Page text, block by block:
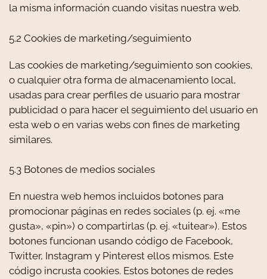
la misma información cuando visitas nuestra web.
5.2 Cookies de marketing/seguimiento
Las cookies de marketing/seguimiento son cookies,
o cualquier otra forma de almacenamiento local,
usadas para crear perfiles de usuario para mostrar
publicidad o para hacer el seguimiento del usuario en
esta web o en varias webs con fines de marketing
similares.
5.3 Botones de medios sociales
En nuestra web hemos incluidos botones para
promocionar páginas en redes sociales (p. ej. «me
gusta», «pin») o compartirlas (p. ej. «tuitear»). Estos
botones funcionan usando código de Facebook,
Twitter, Instagram y Pinterest ellos mismos. Este
código incrusta cookies. Estos botones de redes